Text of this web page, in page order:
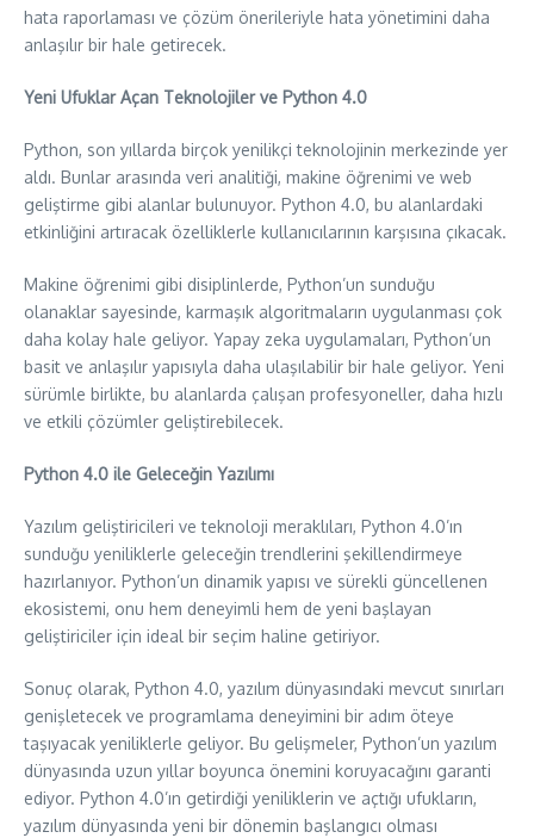
hata raporlaması ve çözüm önerileriyle hata yönetimini daha
anlaşılır bir hale getirecek.
Yeni Ufuklar Açan Teknolojiler ve Python 4.0
Python, son yıllarda birçok yenilikçi teknolojinin merkezinde yer
aldı. Bunlar arasında veri analitiği, makine öğrenimi ve web
geliştirme gibi alanlar bulunuyor. Python 4.0, bu alanlardaki
etkinliğini artıracak özelliklerle kullanıcılarının karşısına çıkacak.
Makine öğrenimi gibi disiplinlerde, Python’un sunduğu
olanaklar sayesinde, karmaşık algoritmaların uygulanması çok
daha kolay hale geliyor. Yapay zeka uygulamaları, Python’un
basit ve anlaşılır yapısıyla daha ulaşılabilir bir hale geliyor. Yeni
sürümle birlikte, bu alanlarda çalışan profesyoneller, daha hızlı
ve etkili çözümler geliştirebilecek.
Python 4.0 ile Geleceğin Yazılımı
Yazılım geliştiricileri ve teknoloji meraklıları, Python 4.0’ın
sunduğu yeniliklerle geleceğin trendlerini şekillendirmeye
hazırlanıyor. Python’un dinamik yapısı ve sürekli güncellenen
ekosistemi, onu hem deneyimli hem de yeni başlayan
geliştiriciler için ideal bir seçim haline getiriyor.
Sonuç olarak, Python 4.0, yazılım dünyasındaki mevcut sınırları
genişletecek ve programlama deneyimini bir adım öteye
taşıyacak yeniliklerle geliyor. Bu gelişmeler, Python’un yazılım
dünyasında uzun yıllar boyunca önemini koruyacağını garanti
ediyor. Python 4.0’ın getirdiği yeniliklerin ve açtığı ufukların,
yazılım dünyasında yeni bir dönemin başlangıcı olması